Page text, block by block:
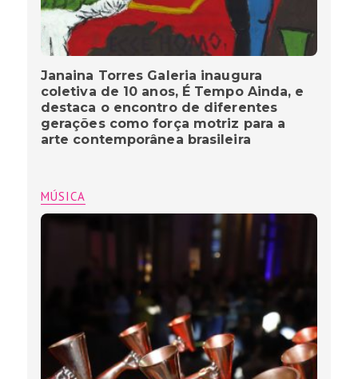
Janaina Torres Galeria inaugura
coletiva de 10 anos, É Tempo Ainda, e
destaca o encontro de diferentes
gerações como força motriz para a
arte contemporânea brasileira
MÚSICA